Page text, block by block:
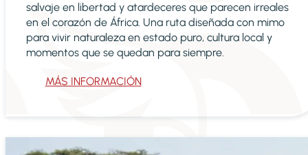
salvaje en libertad y atardeceres que parecen irreales
en el corazón de África. Una ruta diseñada con mimo
para vivir naturaleza en estado puro, cultura local y
momentos que se quedan para siempre.
MÁS INFORMACIÓN